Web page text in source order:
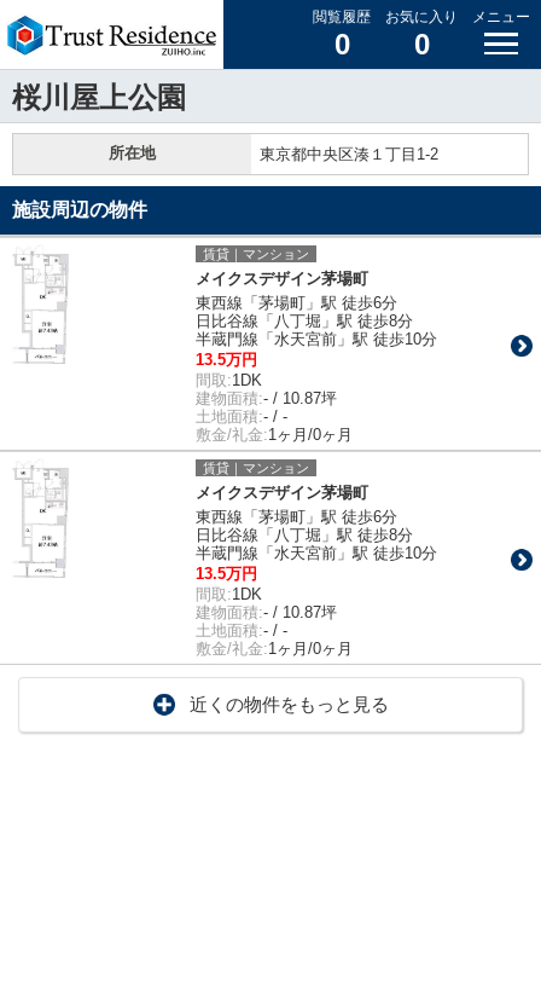
閲覧履歴
0
お気に入り
0
メニュー
桜川屋上公園
所在地 東京都中央区湊１丁目1-2
施設周辺の物件
賃貸｜マンション
メイクスデザイン茅場町
東西線「茅場町」駅 徒歩6分
日比谷線「八丁堀」駅 徒歩8分
半蔵門線「水天宮前」駅 徒歩10分
13.5万円
間取:1DK
建物面積:- / 10.87坪
土地面積:- / -
敷金/礼金:1ヶ月/0ヶ月
賃貸｜マンション
メイクスデザイン茅場町
東西線「茅場町」駅 徒歩6分
日比谷線「八丁堀」駅 徒歩8分
半蔵門線「水天宮前」駅 徒歩10分
13.5万円
間取:1DK
建物面積:- / 10.87坪
土地面積:- / -
敷金/礼金:1ヶ月/0ヶ月
近くの物件をもっと見る